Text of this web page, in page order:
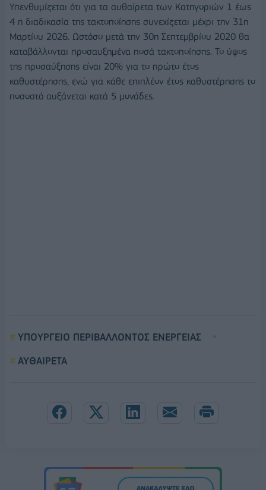
Υπενθυμίζεται ότι για τα αυθαίρετα των Κατηγοριών 1 έως
4 η διαδικασία της τακτοποίησης συνεχίζεται μέχρι την 31η
Μαρτίου 2026. Ωστόσο μετά την 30η Σεπτεμβρίου 2020 θα
καταβάλλονται προσαυξημένα ποσά τακτοποίησης. Το ύψος
της προσαύξησης είναι 20% για το πρώτο έτος
καθυστέρησης, ενώ για κάθε επιπλέον έτος καθυστέρησης το
ποσοστό αυξάνεται κατά 5 μονάδες.
ΥΠΟΥΡΓΕΙΟ ΠΕΡΙΒΑΛΛΟΝΤΟΣ ΕΝΕΡΓΕΙΑΣ
ΑΥΘΑΙΡΕΤΑ